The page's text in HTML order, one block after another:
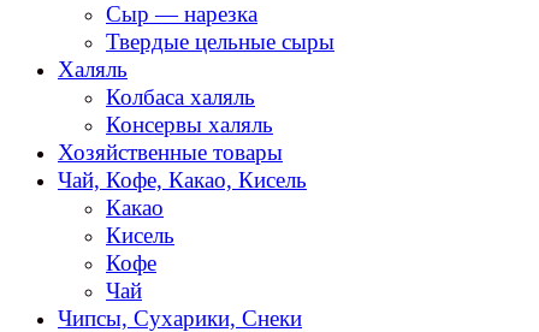
Сыр — нарезка
Твердые цельные сыры
Халяль
Колбаса халяль
Консервы халяль
Хозяйственные товары
Чай, Кофе, Какао, Кисель
Какао
Кисель
Кофе
Чай
Чипсы, Сухарики, Снеки